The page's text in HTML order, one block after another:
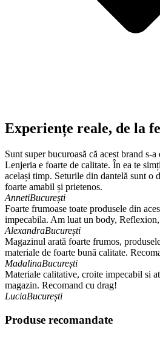
Experiențe reale, de la
Sunt super bucuroasă că acest brand s-
Lenjeria e foarte de calitate. În ea te
același timp. Seturile din dantelă sunt o
foarte amabil și prietenos.
AnnetiBucurești
Foarte frumoase toate produsele din
impecabila. Am luat un body,
AlexandraBucurești
Magazinul arată foarte frumos,
materiale de foarte bună calitate.
MadalinaBucurești
Materiale calitative, croite impecabil si
magazin. Recomand cu drag!
LuciaBucurești
Produse recomandate